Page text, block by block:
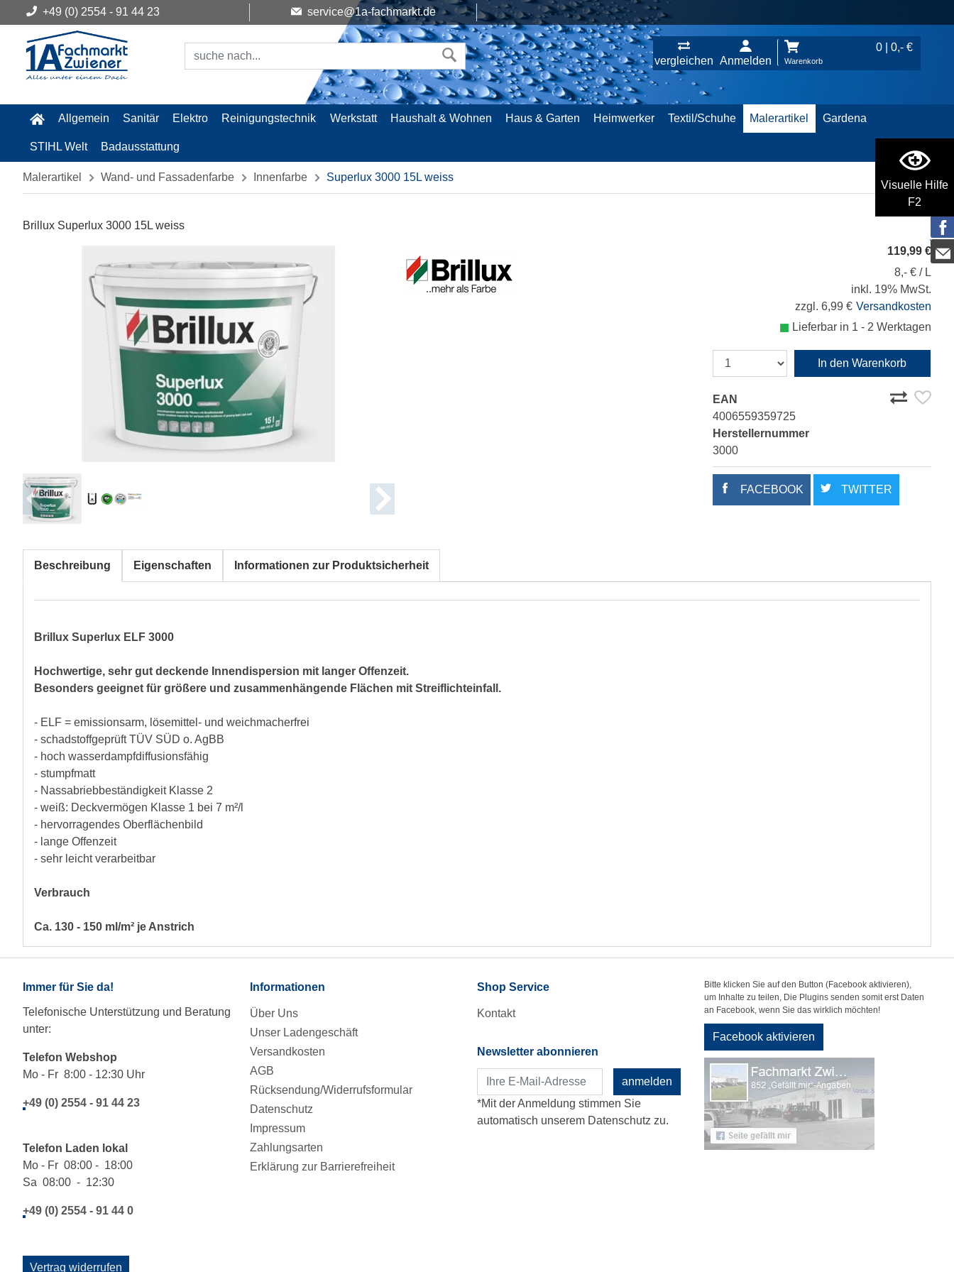
Visuelle Hilfe
F2
+49 (0) 2554 - 91 44 23 service@1a-fachmarkt.de
vergleichen Anmelden
0 | 0,- €
Warenkorb
Allgemein Sanitär Elektro Reinigungstechnik Werkstatt Haushalt & Wohnen Haus & Garten Heimwerker Textil/Schuhe Malerartikel Gardena
STIHL Welt Badausstattung
Malerartikel Wand- und Fassadenfarbe Innenfarbe Superlux 3000 15L weiss
Brillux Superlux 3000 15L weiss
119,99 €
8,- € / L
inkl. 19% MwSt.
zzgl. 6,99 € Versandkosten
Lieferbar in 1 - 2 Werktagen
In den Warenkorb
EAN
4006559359725
Herstellernummer
3000
FACEBOOK TWITTER
Beschreibung Eigenschaften Informationen zur Produktsicherheit
Brillux Superlux ELF 3000
Hochwertige, sehr gut deckende Innendispersion mit langer Offenzeit.
Besonders geeignet für größere und zusammenhängende Flächen mit Streiflichteinfall.
- ELF = emissionsarm, lösemittel- und weichmacherfrei
- schadstoffgeprüft TÜV SÜD o. AgBB
- hoch wasserdampfdiffusionsfähig
- stumpfmatt
- Nassabriebbeständigkeit Klasse 2
- weiß: Deckvermögen Klasse 1 bei 7 m²/l
- hervorragendes Oberflächenbild
- lange Offenzeit
- sehr leicht verarbeitbar
Verbrauch
Ca. 130 - 150 ml/m² je Anstrich
Immer für Sie da!
Telefonische Unterstützung und Beratung
unter:
Telefon Webshop
Mo - Fr 8:00 - 12:30 Uhr
+49 (0) 2554 - 91 44 23
Telefon Laden lokal
Mo - Fr 08:00 - 18:00
Sa 08:00 - 12:30
+49 (0) 2554 - 91 44 0
Vertrag widerrufen
Informationen
Über Uns
Unser Ladengeschäft
Versandkosten
AGB
Rücksendung/Widerrufsformular
Datenschutz
Impressum
Zahlungsarten
Erklärung zur Barrierefreiheit
Shop Service
Kontakt
Newsletter abonnieren
anmelden
*Mit der Anmeldung stimmen Sie
automatisch unserem Datenschutz zu.
Bitte klicken Sie auf den Button (Facebook aktivieren),
um Inhalte zu teilen, Die Plugins senden somit erst Daten
an Facebook, wenn Sie das wirklich möchten!
Facebook aktivieren